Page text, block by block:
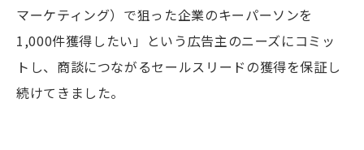
マーケティング）で狙った企業のキーパーソンを
1,000件獲得したい」という広告主のニーズにコミッ
トし、商談につながるセールスリードの獲得を保証し
続けてきました。